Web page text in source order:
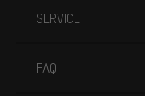
SERVICE
FAQ